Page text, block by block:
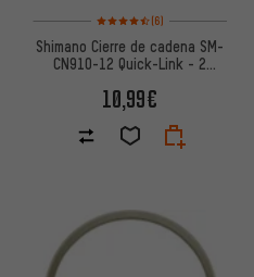
Valoración media: 4,5 de 5
(6)
Shimano Cierre de cadena SM-
CN910-12 Quick-Link - 2
10,99€